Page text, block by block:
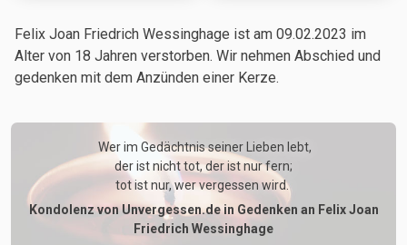
Felix Joan Friedrich Wessinghage ist am 09.02.2023 im
Alter von 18 Jahrenverstorben. Wir nehmen Abschied und
gedenken mit dem Anzünden einer Kerze.
Wer im Gedächtnis seiner Lieben lebt,
der ist nicht tot, der ist nur fern;
tot ist nur, wer vergessen wird.
Kondolenz von Unvergessen.de in Gedenken an Felix Joan
Friedrich Wessinghage